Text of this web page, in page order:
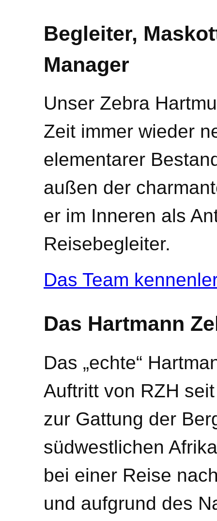
Begleiter,
Manager
Unser Zebra
Zeit immer wieder
elementarer
außen der
er im Inneren als
Reisebegleiter.
Das Team
Das Hartmann
Das „echte“
Auftritt von RZH
zur Gattung der
südwestlichen
bei einer Reise
und aufgrund des